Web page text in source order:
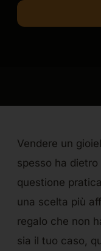
Vendere un
spesso ha
questione
una scelta più
regalo che non
sia il tuo caso,